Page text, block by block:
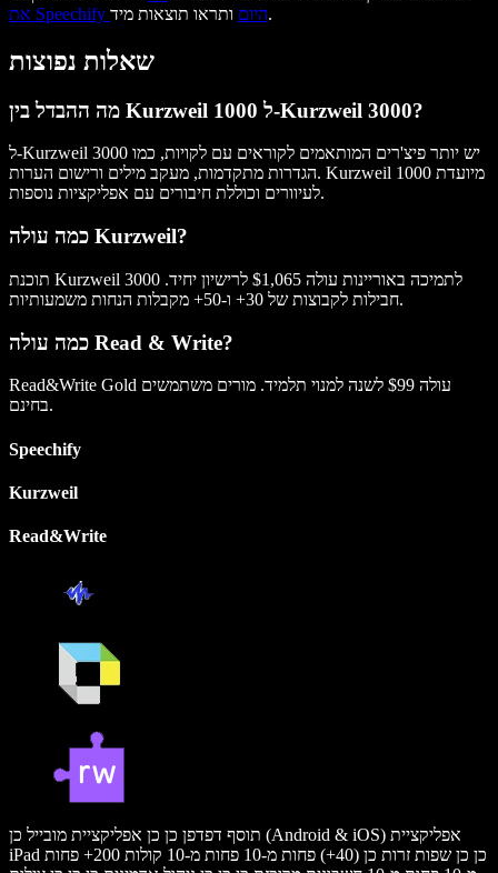
את Speechify היוםותראו תוצאות מיד.
שאלות נפוצות
מה ההבדל בין Kurzweil 1000 ל-Kurzweil 3000?
ל-Kurzweil 3000 יש יותר פיצ'רים המותאמים לקוראים עם לקויות, כמו
הגדרות מתקדמות, מעקב מילים ורישום הערות. Kurzweil 1000 מיועדת
לעיוורים וכוללת חיבורים עם אפליקציות נוספות.
כמה עולה Kurzweil?
תוכנת Kurzweil 3000 לתמיכה באוריינות עולה $1,065 לרישיון יחיד.
חבילות לקבוצות של 30+ ו-50+ מקבלות הנחות משמעותיות.
כמה עולה Read & Write?
Read&Write Gold עולה $99 לשנה למנוי תלמיד. מורים משתמשים
בחינם.
Speechify
Kurzweil
Read&Write
תוסף דפדפן כן כן אפליקציית מובייל כן (Android & iOS) אפליקציית
iPad כן כן שפות זרות כן (40+) פחות מ-10 פחות מ-10 קולות 200+ פחות